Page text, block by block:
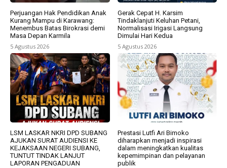
Perjuangan Hak Pendidikan Anak
Kurang Mampu di Karawang:
Menembus Batas Birokrasi demi
Masa Depan Karmila
5 Agustus 2026
Gerak Cepat H. Karsim
Tindaklanjuti Keluhan Petani,
Normalisasi Irigasi Langsung
Dimulai Hari Kedua
5 Agustus 2026
LSM LASKAR NKRI DPD SUBANG
AJUKAN SURAT AUDIENSI KE
KEJAKSAAN NEGERI SUBANG,
TUNTUT TINDAK LANJUT
LAPORAN PENGADUAN
Prestasi Lutfi Ari Bimoko
diharapkan menjadi inspirasi
dalam meningkatkan kualitas
kepemimpinan dan pelayanan
publik